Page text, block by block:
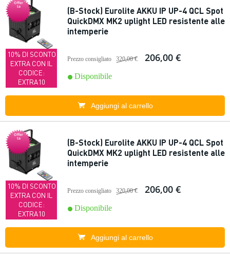
Offer
ta
10% DI SCONTO
EXTRA CON IL
CODICE:
EXTRA10
(B-Stock) Eurolite AKKU IP UP-4 QCL Spot
QuickDMX MK2 uplight LED resistente alle
intemperie
Prezzo consigliato 320,00 € 206,00 €
Disponibile
Aggiungi al carrello
Offer
ta
10% DI SCONTO
EXTRA CON IL
CODICE:
EXTRA10
(B-Stock) Eurolite AKKU IP UP-4 QCL Spot
QuickDMX MK2 uplight LED resistente alle
intemperie
Prezzo consigliato 320,00 € 206,00 €
Disponibile
Aggiungi al carrello